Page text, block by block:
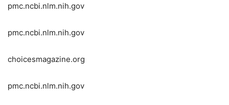
pmc.ncbi.nlm.nih.gov
pmc.ncbi.nlm.nih.gov
choicesmagazine.org
pmc.ncbi.nlm.nih.gov